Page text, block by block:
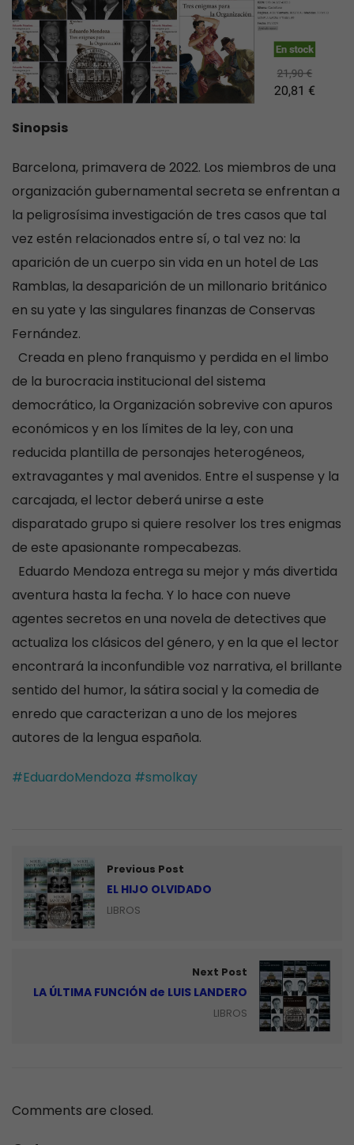
Sinopsis
Barcelona, primavera de 2022. Los miembros de una
organización gubernamental secreta se enfrentan a
la peligrosísima investigación de tres casos que tal
vez estén relacionados entre sí, o tal vez no: la
aparición de un cuerpo sin vida en un hotel de Las
Ramblas, la desaparición de un millonario británico
en su yate y las singulares finanzas de Conservas
Fernández.
Creada en pleno franquismo y perdida en el limbo
de la burocracia institucional del sistema
democrático, la Organización sobrevive con apuros
económicos y en los límites de la ley, con una
reducida plantilla de personajes heterogéneos,
extravagantes y mal avenidos. Entre el suspense y la
carcajada, el lector deberá unirse a este
disparatado grupo si quiere resolver los tres enigmas
de este apasionante rompecabezas.
Eduardo Mendoza entrega su mejor y más divertida
aventura hasta la fecha. Y lo hace con nueve
agentes secretos en una novela de detectives que
actualiza los clásicos del género, y en la que el lector
encontrará la inconfundible voz narrativa, el brillante
sentido del humor, la sátira social y la comedia de
enredo que caracterizan a uno de los mejores
autores de la lengua española.
#EduardoMendoza #smolkay
Previous Post
EL HIJO OLVIDADO
LIBROS
Next Post
LA ÚLTIMA FUNCIÓN de LUIS LANDERO
LIBROS
Comments are closed.